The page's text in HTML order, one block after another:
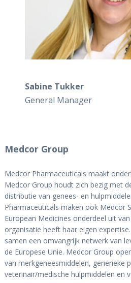
Sabine Tukker
General Manager
Medcor Group
Medcor Pharmaceuticals maakt
Medcor Group houdt zich bezig met
distributie van genees- en
Pharmaceuticals maken ook Medcor
European Medicines onderdeel uit
organisatie heeft haar eigen
samen een omvangrijk netwerk van
de Europese Unie. Medcor Group
van merkgeneesmiddelen, generieke
veterinair/medische hulpmiddelen en